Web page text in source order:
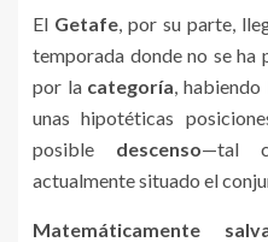
El Getafe, por su parte,
temporada donde no se ha
por la categoría,
unas hipotéticas
posible descenso—tal
actualmente situado el
Matemáticamente